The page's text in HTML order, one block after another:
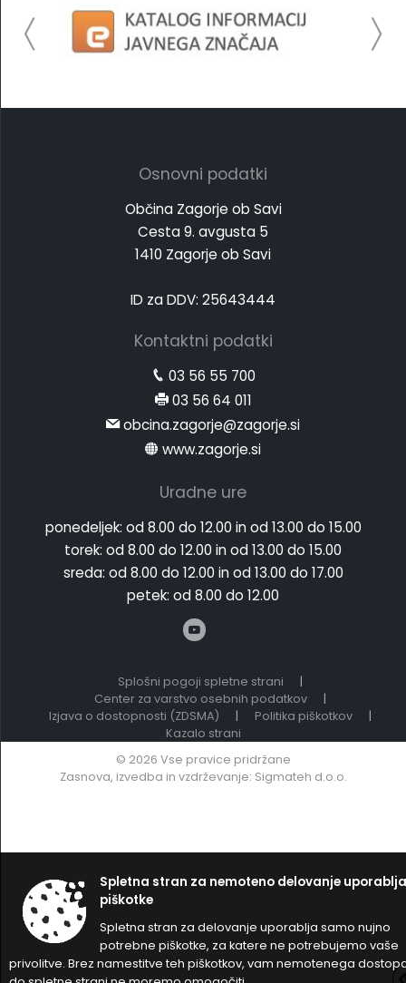
Osnovni podatki
Občina Zagorje ob Savi
Cesta 9. avgusta 5
1410 Zagorje ob Savi
ID za DDV: 25643444
Kontaktni podatki
03 56 55 700
03 56 64 011
obcina.zagorje@zagorje.si
www.zagorje.si
Uradne ure
ponedeljek: od 8.00 do 12.00 in od 13.00 do 15.00
torek: od 8.00 do 12.00 in od 13.00 do 15.00
sreda: od 8.00 do 12.00 in od 13.00 do 17.00
petek: od 8.00 do 12.00
Splošni pogoji spletne strani
|
Center za varstvo osebnih podatkov
|
Izjava o dostopnosti (ZDSMA)
| Politika piškotkov
|
Kazalo strani
© 2026 Vse pravice pridržane
Zasnova, izvedba in vzdrževanje: Sigmateh d.o.o.
Spletna stran za nemoteno delovanje uporablja
piškotke
Spletna stran za delovanje uporablja samo nujno
potrebne piškotke, za katere ne potrebujemo vaše
privolitve. Brez namestitve teh piškotkov, vam nemotenega